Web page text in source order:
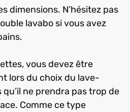
dimensions. N’hésitez pas
lavabo si vous avez
vous devez être
lors du choix du lave-
ne prendra pas trop de
Comme ce type